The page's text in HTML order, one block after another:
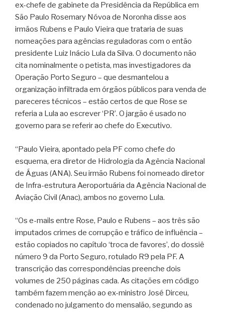
ex-chefe de gabinete da Presidência da República em
São Paulo Rosemary Nóvoa de Noronha disse aos
irmãos Rubens e Paulo Vieira que trataria de suas
nomeações para agências reguladoras com o então
presidente Luiz Inácio Lula da Silva. O documento não
cita nominalmente o petista, mas investigadores da
Operação Porto Seguro – que desmantelou a
organização infiltrada em órgãos públicos para venda de
pareceres técnicos – estão certos de que Rose se
referia a Lula ao escrever ‘PR’. O jargão é usado no
governo para se referir ao chefe do Executivo.
“Paulo Vieira, apontado pela PF como chefe do
esquema, era diretor de Hidrologia da Agência Nacional
de Águas (ANA). Seu irmão Rubens foi nomeado diretor
de Infra-estrutura Aeroportuária da Agência Nacional de
Aviação Civil (Anac), ambos no governo Lula.
“Os e-mails entre Rose, Paulo e Rubens – aos três são
imputados crimes de corrupção e tráfico de influência –
estão copiados no capítulo ‘troca de favores’, do dossiê
número 9 da Porto Seguro, rotulado R9 pela PF. A
transcrição das correspondências preenche dois
volumes de 250 páginas cada. As citações em código
também fazem menção ao ex-ministro José Dirceu,
condenado no julgamento do mensalão, segundo as